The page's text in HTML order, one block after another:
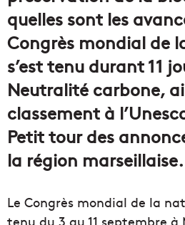
quelles sont les
Congrès mondial de
s’est tenu durant 11
Neutralité carbone,
classement à
Petit tour des
la région marseillaise.
Le Congrès mondial de la
tenu du 3 au 11 septembre